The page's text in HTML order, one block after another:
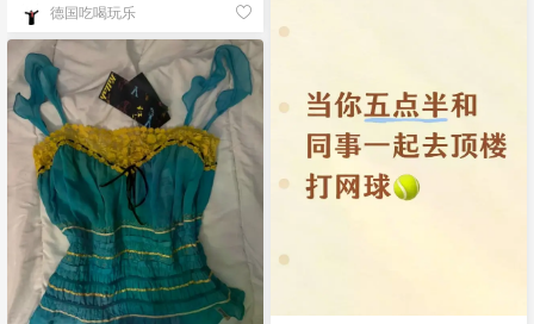
德国吃喝玩乐